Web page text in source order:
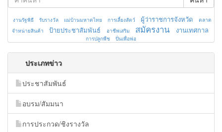
งานรัฐพิธี รับรางวัล แม่บ้านมหาดไทย การเลี้ยงสัตว์ ผู้ว่าราชการจังหวัด
ตลาด
จำหน่ายสินค้า
ป้ายประชาสัมพันธ์ อาชีพเสริม สมัครงาน งานเทศกาล
การปลูกพืช ปั่นเพื่อพ่อ
ประเภทข่าว
ประชาสัมพันธ์
อบรม/สัมมนา
การประกวด/ชิงรางวัล